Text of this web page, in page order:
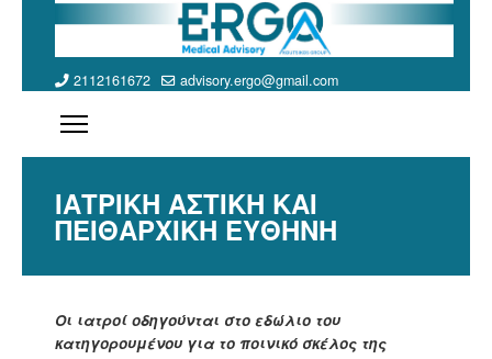
2112161672 advisory.ergo@gmail.com
ΙΑΤΡΙΚΗ ΑΣΤΙΚΗ ΚΑΙ
ΠΕΙΘΑΡΧΙΚΗ ΕΥΘΗΝΗ
Οι ιατροί οδηγούνται στο εδώλιο του
κατηγορουμένου για το ποινικό σκέλος της